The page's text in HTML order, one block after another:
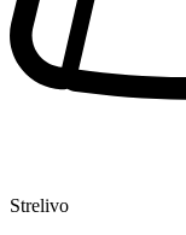
Strelivo